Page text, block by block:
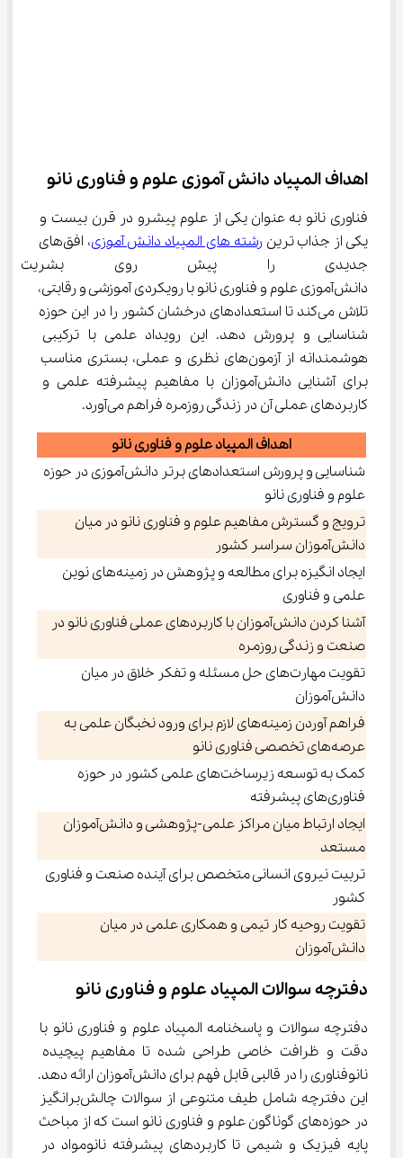
اهداف المپیاد دانش ‌آموزی علوم و فناوری نانو
فناوری نانو به عنوان یکی از علوم پیشرو در قرن بیست و
یکی از جذاب ترین رشته های المپیاد دانش آموزی
، افق‌های
جدیدی را پیش روی بشریت
دانش‌آموزی علوم و فناوری نانو با رویکردی آموزشی و رقابتی،
تلاش می‌کند تا استعدادهای درخشان کشور را در این حوزه
شناسایی و پرورش دهد. این رویداد علمی با ترکیبی
هوشمندانه از آزمون‌های نظری و عملی، بستری مناسب
برای آشنایی دانش‌آموزان با مفاهیم پیشرفته علمی و
کاربردهای عملی آن در زندگی روزمره فراهم می‌آورد.
اهداف المپیاد علوم و فناوری نانو
شناسایی و پرورش استعدادهای برتر دانش‌آموزی در حوزه
علوم و فناوری نانو
ترویج و گسترش مفاهیم علوم و فناوری نانو در میان
دانش‌آموزان سراسر کشور
ایجاد انگیزه برای مطالعه و پژوهش در زمینه‌های نوین
علمی و فناوری
آشنا کردن دانش‌آموزان با کاربردهای عملی فناوری نانو در
صنعت و زندگی روزمره
تقویت مهارت‌های حل مسئله و تفکر خلاق در میان
دانش‌آموزان
فراهم آوردن زمینه‌های لازم برای ورود نخبگان علمی به
عرصه‌های تخصصی فناوری نانو
کمک به توسعه زیرساخت‌های علمی کشور در حوزه
فناوری‌های پیشرفته
ایجاد ارتباط میان مراکز علمی-پژوهشی و دانش‌آموزان
مستعد
تربیت نیروی انسانی متخصص برای آینده صنعت و فناوری
کشور
تقویت روحیه کار تیمی و همکاری علمی در میان
دانش‌آموزان
دفترچه سوالات المپیاد علوم و فناوری نانو
دفترچه سوالات و پاسخنامه المپیاد علوم و فناوری نانو با
دقت و ظرافت خاصی طراحی شده تا مفاهیم پیچیده
نانوفناوری را در قالبی قابل فهم برای دانش‌آموزان ارائه دهد.
این دفترچه شامل طیف متنوعی از سوالات چالش‌برانگیز
در حوزه‌های گوناگون علوم و فناوری نانو است که از مباحث
پایه فیزیک و شیمی تا کاربردهای پیشرفته نانومواد در